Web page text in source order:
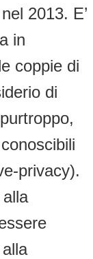
2013. E’
in
coppie di
di
privacy).